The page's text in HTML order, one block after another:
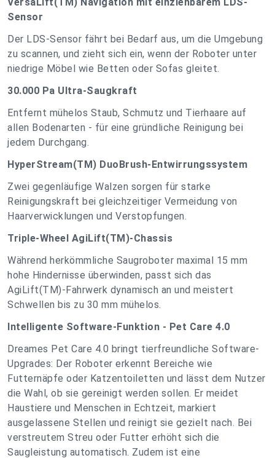
Sensor
Der LDS-Sensor fährt bei Bedarf aus, um die Umgebung
zu scannen, und zieht sich ein, wenn der Roboter unter
niedrige Möbel wie Betten oder Sofas gleitet.
30.000 Pa Ultra-Saugkraft
Entfernt mühelos Staub, Schmutz und Tierhaare auf
allen Bodenarten - für eine gründliche Reinigung bei
jedem Durchgang.
HyperStream(TM) DuoBrush-Entwirrungssystem
Zwei gegenläufige Walzen sorgen für starke
Reinigungskraft bei gleichzeitiger Vermeidung von
Haarverwicklungen und Verstopfungen.
Triple-Wheel AgiLift(TM)-Chassis
Während herkömmliche Saugroboter maximal 15 mm
hohe Hindernisse überwinden, passt sich das
AgiLift(TM)-Fahrwerk dynamisch an und meistert
Schwellen bis zu 30 mm mühelos.
Intelligente Software-Funktion - Pet Care 4.0
Dreames Pet Care 4.0 bringt tierfreundliche Software-
Upgrades: Der Roboter erkennt Bereiche wie
Futternäpfe oder Katzentoiletten und lässt dem Nutzer
die Wahl, ob sie gereinigt werden sollen. Er meidet
Haustiere und Menschen in Echtzeit, markiert
ausgelassene Stellen und reinigt sie gezielt nach. Bei
verstreutem Streu oder Futter erhöht sich die
Saugleistung automatisch. Zudem ist eine